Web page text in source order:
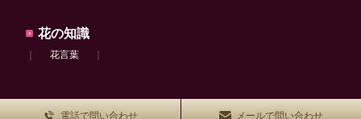
電話で問い合わせ メールで問い合わせ
花の知識
花言葉